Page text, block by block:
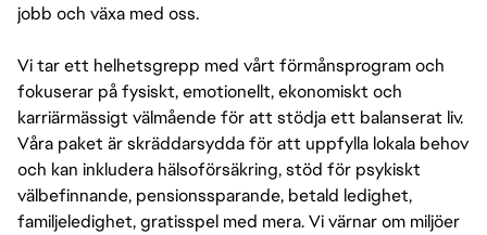
jobb och växa med oss.
Vi tar ett helhetsgrepp med vårt förmånsprogram och
fokuserar på fysiskt, emotionellt, ekonomiskt och
karriärmässigt välmående för att stödja ett balanserat liv.
Våra paket är skräddarsydda för att uppfylla lokala behov
och kan inkludera hälsoförsäkring, stöd för psykiskt
välbefinnande, pensionssparande, betald ledighet,
familjeledighet, gratisspel med mera. Vi värnar om miljöer